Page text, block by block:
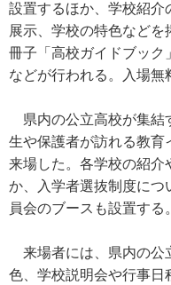
設置するほか、学校紹介
展示、学校の特色などを
冊子「高校ガイドブック
などが行われる。入場無
県内の公立高校が集結
生や保護者が訪れる教育
来場した。各学校の紹介
か、入学者選抜制度につ
員会のブースも設置する。
来場者には、県内の公
色、学校説明会や行事日